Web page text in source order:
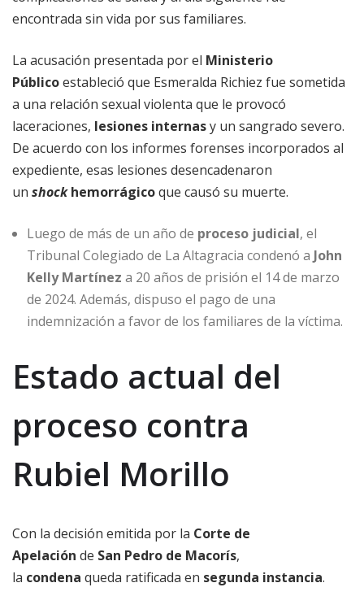
encontrada sin vida por sus familiares.
La acusación presentada por el Ministerio
Públicoestableció que Esmeralda Richiez fue sometida
a una relación sexual violenta que le provocó
laceraciones, lesiones internasy un sangrado severo.
De acuerdo con los informes forenses incorporados al
expediente, esas lesiones desencadenaron
un shockhemorrágicoque causó su muerte.
Luego de más de un año de proceso judicial, el
Tribunal Colegiado de La Altagracia condenó a John
Kelly Martínez a 20 años de prisión el 14 de marzo
de 2024. Además, dispuso el pago de una
indemnización a favor de los familiares de la víctima.
Estado actual del
proceso contra
Rubiel Morillo
Con la decisión emitida por la Corte de
Apelación de San Pedro de Macorís,
la condena queda ratificada en segunda instancia.